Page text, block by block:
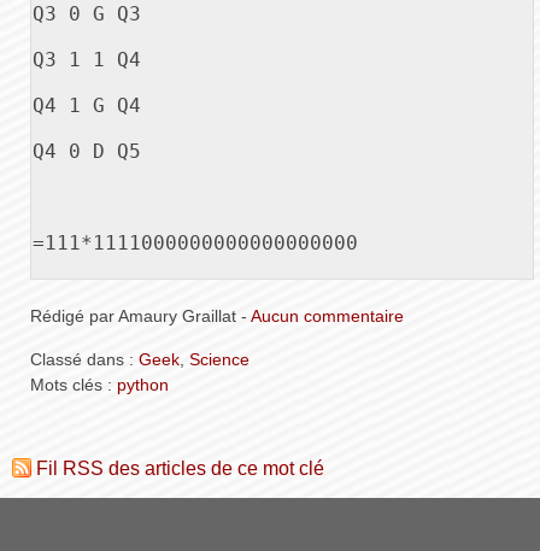
Q3 0 G Q3
Q3 1 1 Q4
Q4 1 G Q4
Q4 0 D Q5
=111*1111000000000000000000
Rédigé par Amaury Graillat - Aucun commentaire
Classé dans : Geek Science
Mots clés : python
Fil RSS des articles de ce mot clé